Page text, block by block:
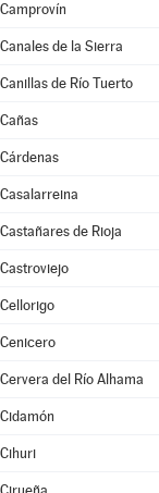
Camprovín
Canales de la Sierra
Canillas de Río Tuerto
Cañas
Cárdenas
Casalarreina
Castañares de Rioja
Castroviejo
Cellorigo
Cenicero
Cervera del Río Alhama
Cidamón
Cihuri